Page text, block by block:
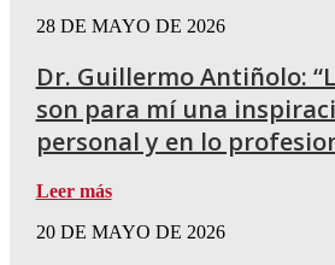
28 DE MAYO DE 2026
Dr. Guillermo Antiñolo:
son para mí una
personal y en lo
Leer más
20 DE MAYO DE 2026